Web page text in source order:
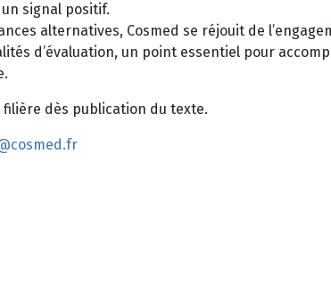
signal positif.
alternatives, Cosmed se réjouit de
d’évaluation, un point essentiel pour
filière dès publication du texte.